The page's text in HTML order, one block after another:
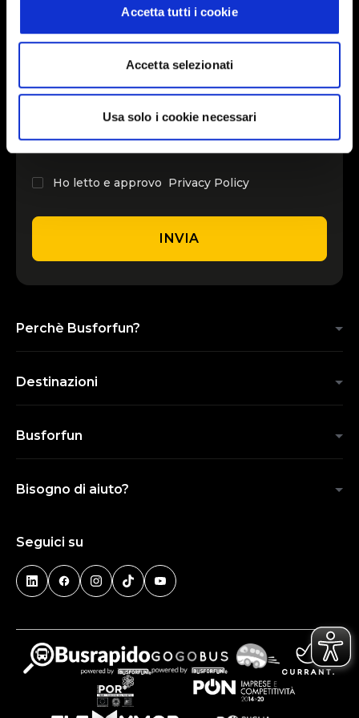
Accetta tutti i cookie
Accetta selezionati
Usa solo i cookie necessari
INSERISCI IL TUO NOME
Ho letto e approvo Privacy Policy
INVIA
Perchè Busforfun?
Destinazioni
Busforfun
Bisogno di aiuto?
Seguici su